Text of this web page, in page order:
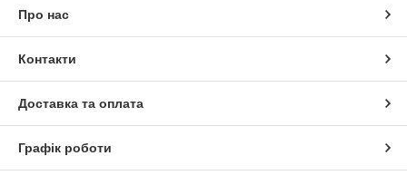
Про нас
Контакти
Доставка та оплата
Графік роботи